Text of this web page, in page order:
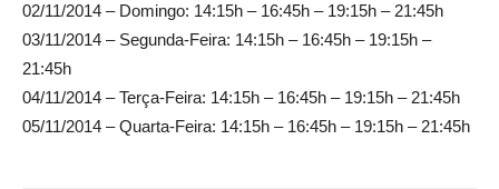
02/11/2014 – Domingo: 14:15h – 16:45h – 19:15h – 21:45h
03/11/2014 – Segunda-Feira: 14:15h – 16:45h – 19:15h –
21:45h
04/11/2014 – Terça-Feira: 14:15h – 16:45h – 19:15h – 21:45h
05/11/2014 – Quarta-Feira: 14:15h – 16:45h – 19:15h – 21:45h